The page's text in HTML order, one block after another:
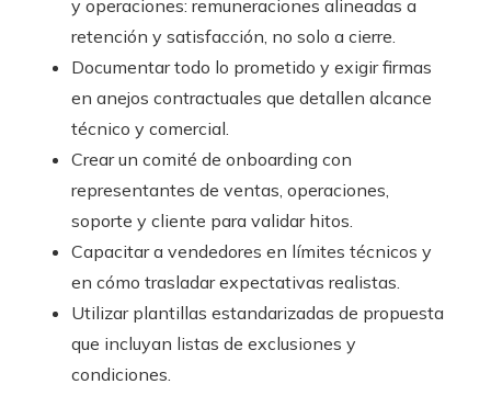
y operaciones: remuneraciones alineadas a
retención y satisfacción, no solo a cierre.
Documentar todo lo prometido y exigir firmas
en anejos contractuales que detallen alcance
técnico y comercial.
Crear un comité de onboarding con
representantes de ventas, operaciones,
soporte y cliente para validar hitos.
Capacitar a vendedores en límites técnicos y
en cómo trasladar expectativas realistas.
Utilizar plantillas estandarizadas de propuesta
que incluyan listas de exclusiones y
condiciones.